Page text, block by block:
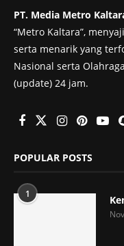
PT. Media Metro
“Metro Kaltara”,
serta menarik yang
Nasional serta
(update) 24 jam.
POPULAR POSTS
1